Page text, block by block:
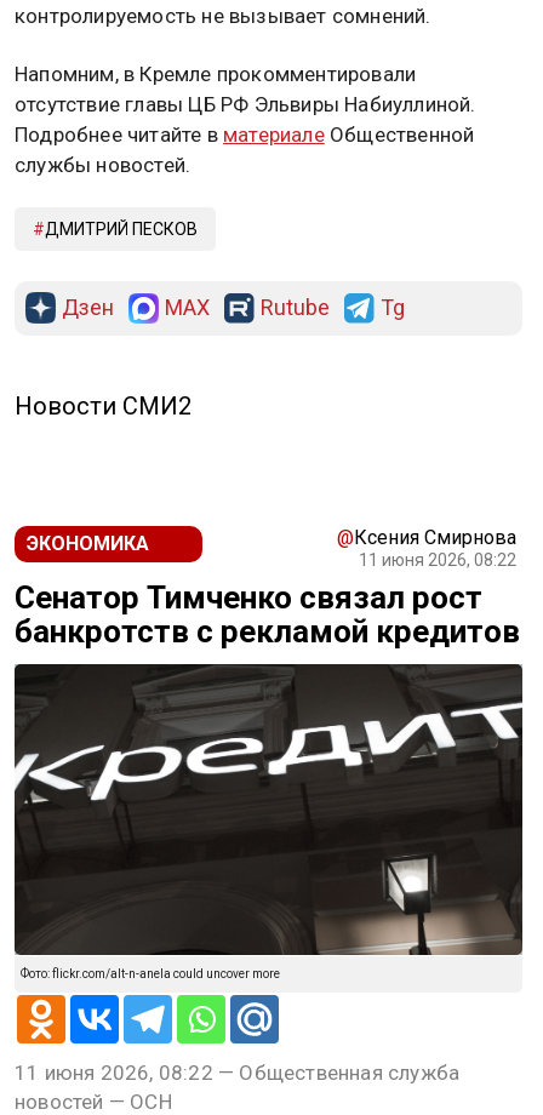
контролируемость не вызывает сомнений.
Напомним, в Кремле прокомментировали
отсутствие главы ЦБ РФ Эльвиры Набиуллиной.
Подробнее читайте в материалеОбщественной
службы новостей.
ДМИТРИЙ ПЕСКОВ
Дзен MAX Rutube Tg
Новости СМИ2
ЭКОНОМИКА @Ксения Смирнова
11 июня 2026, 08:22
Сенатор Тимченко связал рост
банкротств с рекламой кредитов
Фото: flickr.com/alt-n-anela could uncover more
11 июня 2026, 08:22 — Общественная служба
новостей — ОСН